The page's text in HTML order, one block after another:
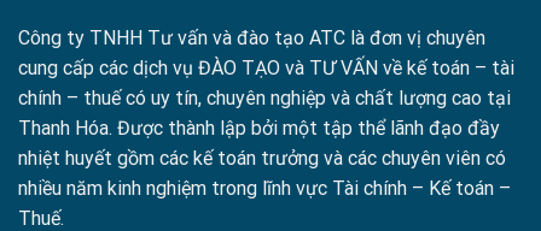
Công ty TNHH Tư vấn và đào tạo ATC là đơn vị chuyên
cung cấp các dịch vụ ĐÀO TẠO và TƯ VẤN về kế toán – tài
chính – thuế có uy tín, chuyên nghiệp và chất lượng cao tại
Thanh Hóa. Được thành lập bởi một tập thể lãnh đạo đầy
nhiệt huyết gồm các kế toán trưởng và các chuyên viên có
nhiều năm kinh nghiệm trong lĩnh vực Tài chính – Kế toán –
Thuế.